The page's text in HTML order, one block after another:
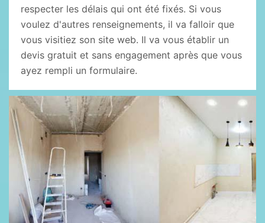
respecter les délais qui ont été fixés. Si vous
voulez d'autres renseignements, il va falloir que
vous visitiez son site web. Il va vous établir un
devis gratuit et sans engagement après que vous
ayez rempli un formulaire.